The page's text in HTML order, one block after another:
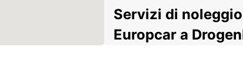
Servizi di
Europcar a